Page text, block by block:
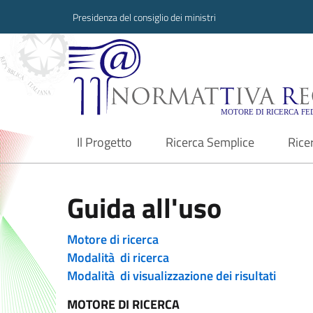
Presidenza del consiglio dei ministri
Normattiva
Il Progetto
current Ricerca Semplice
Guida all'uso
Motore di ricerca
Modalità di ricerca
Modalità di visualizzazione dei risultati
MOTORE DI RICERCA